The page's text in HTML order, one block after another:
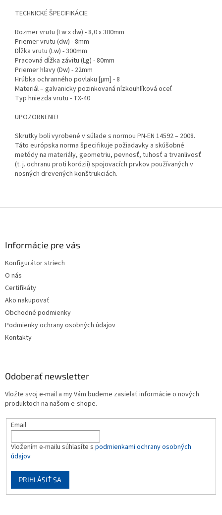
TECHNICKÉ ŠPECIFIKÁCIE
Rozmer vrutu (Lw x dw) - 8,0 x 300mm
Priemer vrutu (dw) - 8mm
Dĺžka vrutu (Lw) - 300mm
Pracovná dĺžka závitu (Lg) - 80mm
Priemer hlavy (Dw) - 22mm
Hrúbka ochranného povlaku [µm] - 8
Materiál – galvanicky pozinkovaná nízkouhlíková oceľ
Typ hniezda vrutu - TX-40
UPOZORNENIE!
Skrutky boli vyrobené v súlade s normou PN-EN 14592 – 2008.
Táto európska norma špecifikuje požiadavky a skúšobné
metódy na materiály, geometriu, pevnosť, tuhosť a trvanlivosť
(t. j. ochranu proti korózii) spojovacích prvkov používaných v
nosných drevených konštrukciách.
Informácie pre vás
Konfigurátor striech
O nás
Certifikáty
Ako nakupovať
Obchodné podmienky
Podmienky ochrany osobných údajov
Kontakty
Odoberať newsletter
Vložte svoj e-mail a my Vám budeme zasielať informácie o nových
produktoch na našom e-shope.
Email
Vložením e-mailu súhlasíte s podmienkami ochrany osobných
údajov
PRIHLÁSIŤ SA